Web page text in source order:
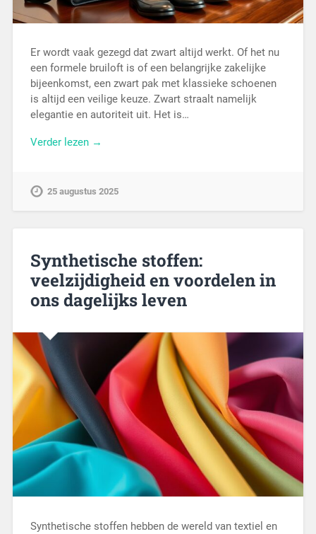
Er wordt vaak gezegd dat zwart altijd werkt. Of het nu
een formele bruiloft is of een belangrijke zakelijke
bijeenkomst, een zwart pak met klassieke schoenen
is altijd een veilige keuze. Zwart straalt namelijk
elegantie en autoriteit uit. Het is…
Verder lezen →
25 augustus 2025
Synthetische stoffen:
veelzijdigheid en voordelen in
ons dagelijks leven
Synthetische stoffen hebben de wereld van textiel en